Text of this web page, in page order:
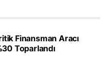
Finansman Aracı
Toparlandı